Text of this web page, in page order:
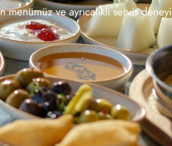
ve ayrıcalıklı servis